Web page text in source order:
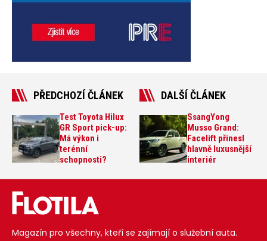
PŘEDCHOZÍ ČLÁNEK
Test Toyota Hilux
GR Sport pick-up:
Má výkon i
terénní
schopnosti?
DALŠÍ ČLÁNEK
SsangYong
Musso Grand:
Facelift přinesl
hlavně luxusnější
interiér
Magazín pro všechny, kteří se zajímají o služební auta.